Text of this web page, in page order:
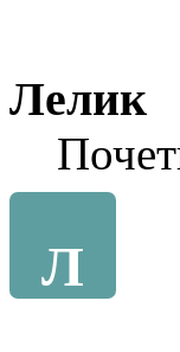
Лелик
Л